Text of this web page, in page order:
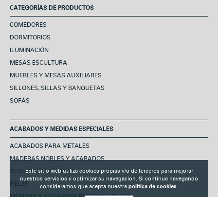
CATEGORÍAS DE PRODUCTOS
COMEDORES
DORMITORIOS
ILUMINACIÓN
MESAS ESCULTURA
MUEBLES Y MESAS AUXILIARES
SILLONES, SILLAS Y BANQUETAS
SOFÁS
ACABADOS Y MEDIDAS ESPECIALES
ACABADOS PARA METALES
MADERAS NOBLES Y ACABADOS
ACABADOS LACADOS
PIELES
Este sitio web utiliza cookies propias y/o de terceros para mejorar
nuestros servicios y optimizar su navegacion. Si continua navegando
consideramos que acepta nuestra politica de cookies.